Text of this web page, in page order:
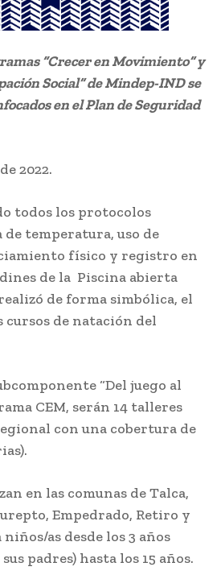
“Crecer en Movimiento” y
Social” de Mindep-IND se
en el Plan de Seguridad
2022.
los protocolos
temperatura, uso de
físico y registro en
de la Piscina abierta
de forma simbólica, el
cursos de natación del
“Del juego al
CEM, serán 14 talleres
con una cobertura de
en las comunas de Talca,
Empedrado, Retiro y
as desde los 3 años
padres) hasta los 15 años.